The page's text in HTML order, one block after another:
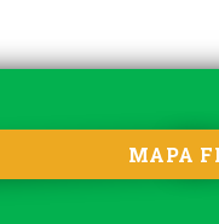
MAPA